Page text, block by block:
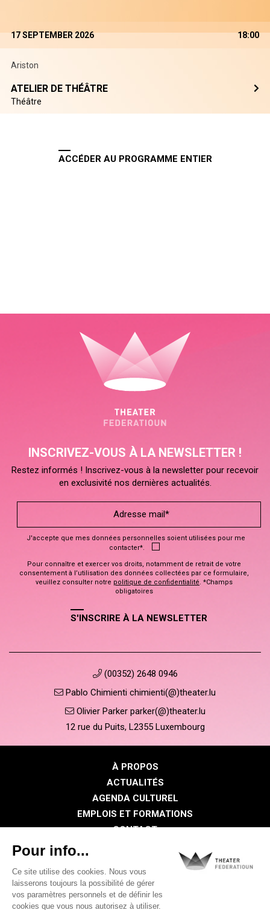
17 SEPTEMBER 2026 18:00
Ariston
ATELIER DE THÉÂTRE
Théâtre
ACCÉDER AU PROGRAMME ENTIER
INSCRIVEZ-VOUS À LA NEWSLETTER !
Restez informés ! Inscrivez-vous à la newsletter pour recevoir
en exclusivité nos dernières actualités.
J'accepte que mes données personnelles soient utilisées pour me
contacter*.
Pour connaître et exercer vos droits, notamment de retrait de votre
consentement à l’utilisation des données collectées par ce formulaire,
veuillez consulter notre politique de confidentialité. *Champs
obligatoires
S'INSCRIRE À LA NEWSLETTER
(00352) 2648 0946
Pablo Chimienti chimienti(@)theater.lu
Olivier Parker parker(@)theater.lu
12 rue du Puits, L2355 Luxembourg
À PROPOS
ACTUALITÉS
AGENDA CULTUREL
EMPLOIS ET FORMATIONS
CONTACT
Politique de confidentialité
Politique des cookies